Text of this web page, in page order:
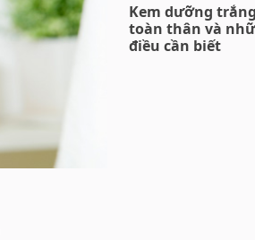
Kem dưỡng
toàn thân và
điều cần biết